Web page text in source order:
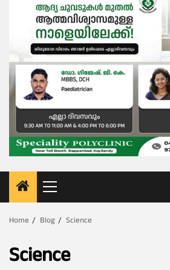
Primary
Menu
Home
Blog Science
Science